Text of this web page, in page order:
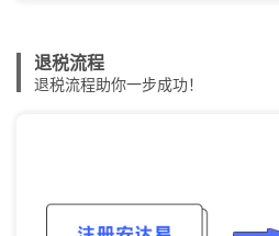
退税流程
退税流程助你一步成功！